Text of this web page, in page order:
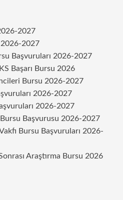
2027
2026-2027
Başvuruları 2026-2027
Başarı Bursu 2026
Bursu 2026-2027
2026-2027
2026-2027
Başvurusu 2026-2027
Bursu Başvuruları 2026-
Araştırma Bursu 2026